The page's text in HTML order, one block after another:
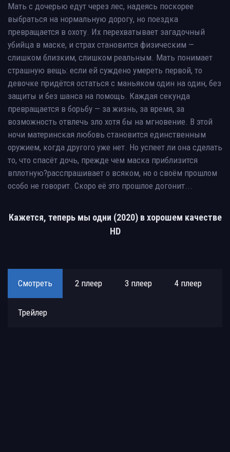
Мать с дочерью едут через лес, надеясь поскорее
выбраться на нормальную дорогу, но поездка
превращается в охоту. Их перехватывает загадочный
убийца в маске, и страх становится физическим —
слишком близким, слишком реальным. Мать понимает
страшную вещь: если ей суждено умереть первой, то
девочке придётся остаться с маньяком один на один, без
защиты и без шанса на помощь. Каждая секунда
превращается в борьбу — за жизнь, за время, за
возможность отвлечь зло хотя бы на мгновение. В этой
ночи материнская любовь становится единственным
оружием, когда другого уже нет. Но успеет ли она сделать
то, что спасёт дочь, прежде чем маска приблизится
вплотную?расспрашивает о всяком, но о своём прошлом
особо не говорит. Скоро её это прошлое догонит...
Кажется, теперь мы одни (2020) в хорошем качестве
HD
Смотреть 2 плеер 3 плеер 4 плеер
Трейлер